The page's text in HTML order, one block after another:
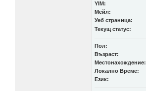
YIM:
Мейл:
Уеб страница:
Текущ статус:
Пол:
Възраст:
Местонахождение:
Локално Време:
Език: